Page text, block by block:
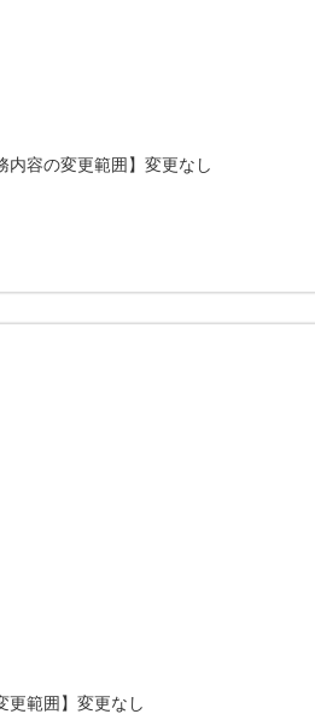
容の変更範囲】変更なし
更範囲】変更なし